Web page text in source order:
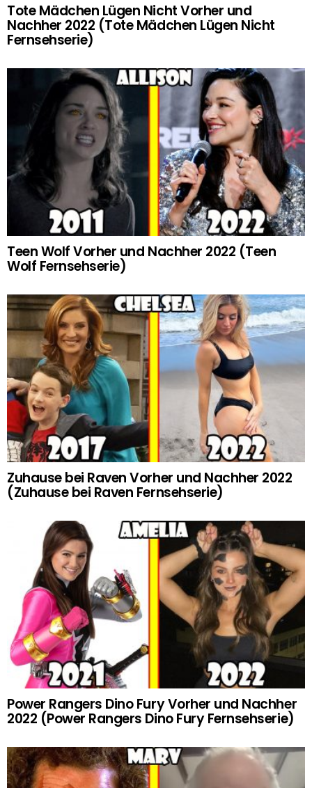
Tote Mädchen Lügen Nicht Vorher und
Nachher 2022 (Tote Mädchen Lügen Nicht
Fernsehserie)
Teen Wolf Vorher und Nachher 2022 (Teen
Wolf Fernsehserie)
Zuhause bei Raven Vorher und Nachher 2022
(Zuhause bei Raven Fernsehserie)
Power Rangers Dino Fury Vorher und Nachher
2022 (Power Rangers Dino Fury Fernsehserie)